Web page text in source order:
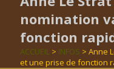
nomination
fonction
ACCUEIL > INFOS > Anne
et une prise de fonction